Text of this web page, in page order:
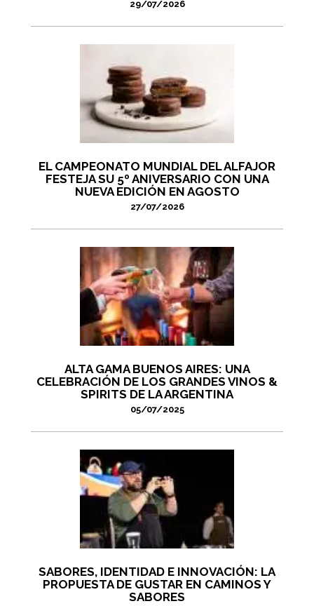
29/07/2026
EL CAMPEONATO MUNDIAL DEL ALFAJOR
FESTEJA SU 5º ANIVERSARIO CON UNA
NUEVA EDICIÓN EN AGOSTO
27/07/2026
ALTA GAMA BUENOS AIRES: UNA
CELEBRACIÓN DE LOS GRANDES VINOS &
SPIRITS DE LA ARGENTINA
05/07/2025
SABORES, IDENTIDAD E INNOVACIÓN: LA
PROPUESTA DE GUSTAR EN CAMINOS Y
SABORES